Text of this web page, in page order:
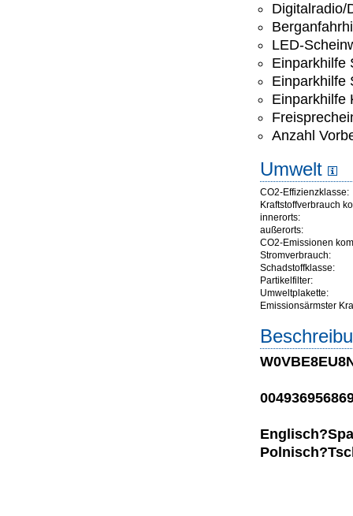
Digitalradio/
LED-
Einparkhilfe
Einparkhilfe
Einparkhilfe
Anzahl
Umwelt
CO2-Effizienzklasse:
Kraftstoffverbrauch
innerorts:
außerorts:
CO2-Emissionen
Stromverbrauch:
Schadstoffklasse:
Partikelfilter:
Umweltplakette:
Emissionsärmster